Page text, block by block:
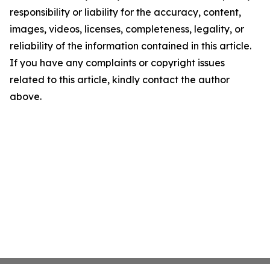
responsibility or liability for the accuracy, content,
images, videos, licenses, completeness, legality, or
reliability of the information contained in this article.
If you have any complaints or copyright issues
related to this article, kindly contact the author
above.